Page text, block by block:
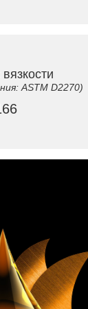
ASTM D2270)